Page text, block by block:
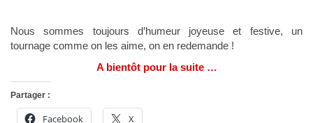
Nous sommes toujours d’humeur joyeuse et festive, un
tournage comme on les aime, on en redemande !
A bientôt pour la suite …
Partager :
Facebook X